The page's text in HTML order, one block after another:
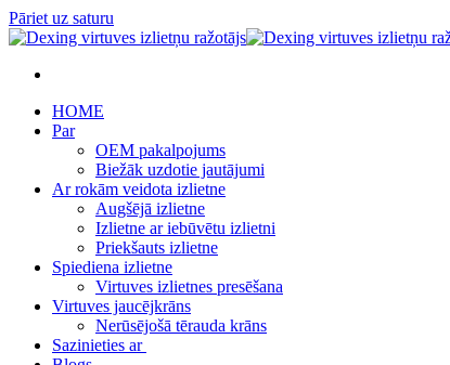
Pāriet uz saturu
HOME
Par
OEM pakalpojums
Biežāk uzdotie jautājumi
Ar rokām veidota izlietne
Augšējā izlietne
Izlietne ar iebūvētu izlietni
Priekšauts izlietne
Spiediena izlietne
Virtuves izlietnes presēšana
Virtuves jaucējkrāns
Nerūsējošā tērauda krāns
Sazinieties ar